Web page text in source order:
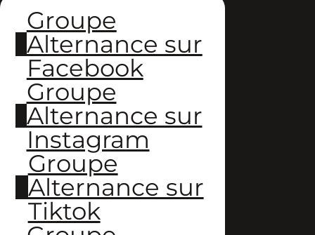
Groupe
Alternance sur
Facebook
Groupe
Alternance sur
Instagram
Groupe
Alternance sur
Tiktok